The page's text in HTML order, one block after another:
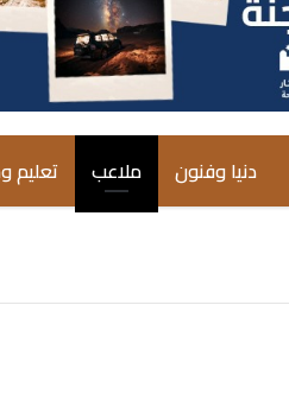
دنيا وفنون ملاعب تعليم